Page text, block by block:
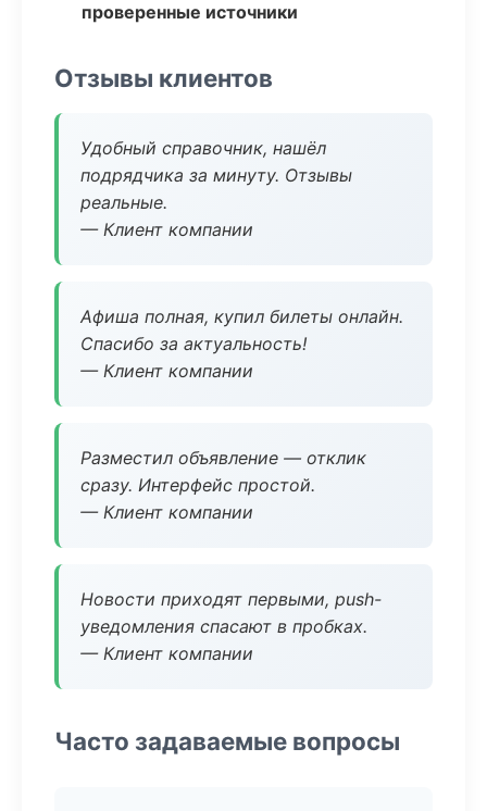
проверенные источники
Отзывы клиентов
Удобный справочник, нашёл
подрядчика за минуту. Отзывы
реальные.
— Клиент компании
Афиша полная, купил билеты онлайн.
Спасибо за актуальность!
— Клиент компании
Разместил объявление — отклик
сразу. Интерфейс простой.
— Клиент компании
Новости приходят первыми, push-
уведомления спасают в пробках.
— Клиент компании
Часто задаваемые вопросы